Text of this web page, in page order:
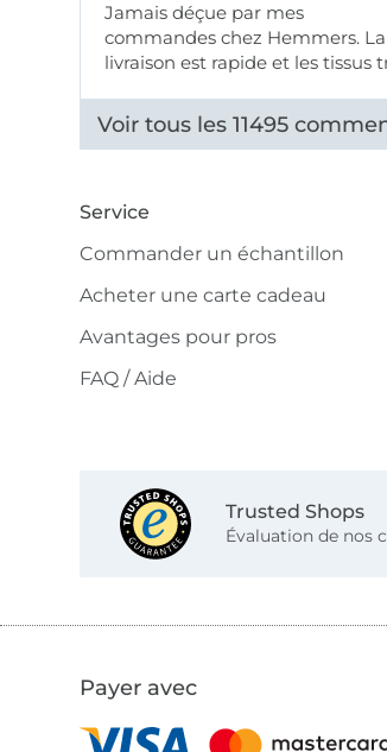
Jamais déçue par mes
commandes chez Hemmers. La
livraison est rapide et les tissus
Voir tous les 11495
Service
Commander un échantillon
Acheter une carte cadeau
Avantages pour pros
FAQ / Aide
Trusted Shops
Évaluation de nos
Payer avec